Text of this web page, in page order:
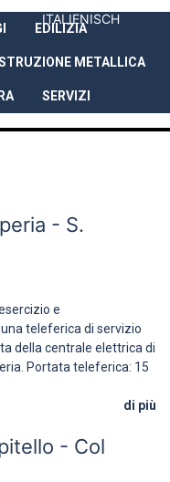
ITALIENISCH
PRESTAZIONI
EDILIZIA
METALLICA
SERVIZI
- S.
e
teleferica di servizio
della centrale elettrica di
Portata teleferica: 15
di più
- Col